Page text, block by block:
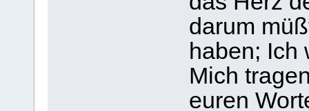
darum
haben; Ich
Mich
euren